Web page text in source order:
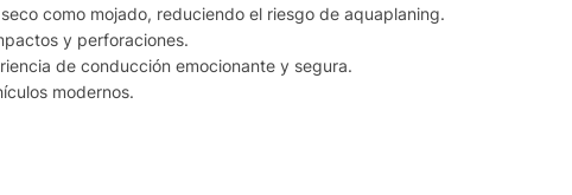
como mojado, reduciendo el riesgo de aquaplaning.
y perforaciones.
de conducción emocionante y segura.
modernos.